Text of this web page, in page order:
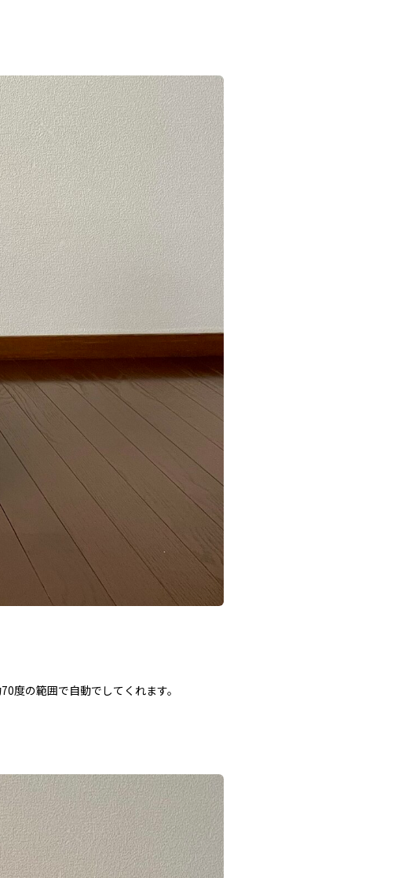
度の範囲で自動でしてくれます。